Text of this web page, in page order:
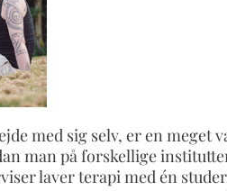
med sig selv, er en
man på forskellige
laver terapi med én